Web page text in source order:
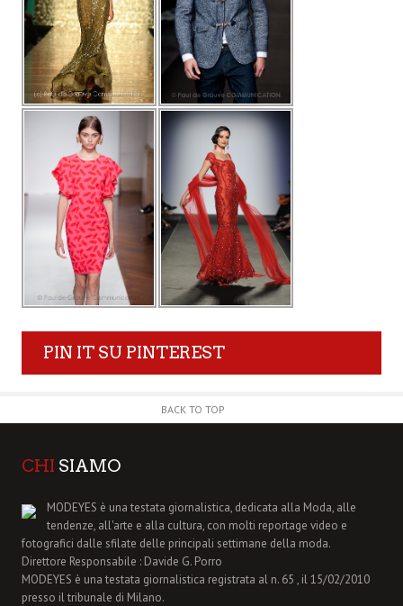
PIN IT SU PINTEREST
BACK TO TOP
CHI SIAMO
MODEYES è una testata giornalistica, dedicata alla Moda, alle
tendenze, all'arte e alla cultura, con molti reportage video e
fotografici dalle sfilate delle principali settimane della moda.
Direttore Responsabile : Davide G. Porro
MODEYES è una testata giornalistica registrata al n. 65 , il 15/02/2010
presso il tribunale di Milano.